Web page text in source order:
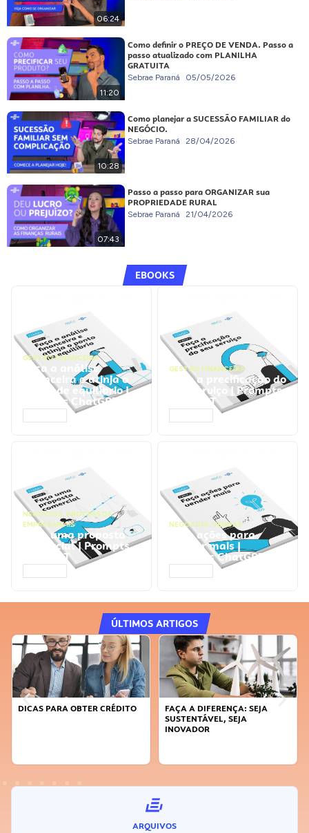
06:24
11:20
Como definir o PREÇO DE VENDA. Passo a
passo atualizado com PLANILHA
GRATUITA
Sebrae Paraná 05/05/2026
10:28
Como planejar a SUCESSÃO FAMILIAR do
NEGÓCIO.
Sebrae Paraná 28/04/2026
07:43
Passo a passo para ORGANIZAR sua
PROPRIEDADE RURAL
Sebrae Paraná 21/04/2026
EBOOKS
GESTÃO FINANCEIRA
Faça a análise
financeira e atinja o
ponto de equilíbrio |
Prompts ChatGPT
GESTÃO FINANCEIRA
Faça a precificação do
seu serviço | Prompts
ChatGPT
NEGÓCIOS, PROCESSOS
EMPRESARIAIS
Faça uma proposta
comercial | Prompts
ChatGPT
NEGÓCIOS, VENDAS
Faça ações para
vender mais |
Prompts ChatGPT
ÚLTIMOS ARTIGOS
DICAS PARA OBTER CRÉDITO
FAÇA A DIFERENÇA: SEJA
SUSTENTÁVEL, SEJA
INOVADOR
ARQUIVOS